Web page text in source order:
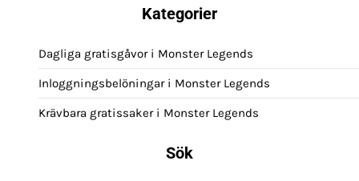
Kategorier
Dagliga gratisgåvor i Monster Legends
Inloggningsbelöningar i Monster Legends
Krävbara gratissaker i Monster Legends
Sök